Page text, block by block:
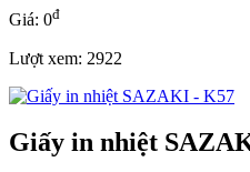
Giá: 0đ
Lượt xem: 2922
Giấy in nhiệt